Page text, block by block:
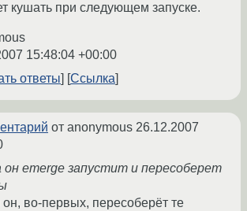
кушать при следующем запуске.
15:48:04 +00:00
ответы
Ссылка
от anonymous 26.12.2007
он emerge запустит и пересоберет
он, во-первых, пересоберёт те